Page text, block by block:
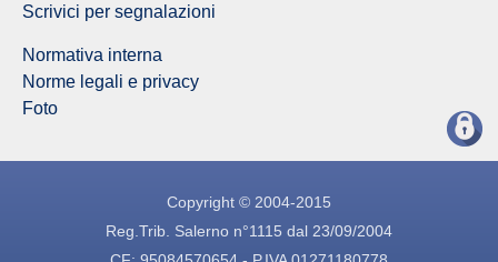
Scrivici per segnalazioni
Normativa interna
Norme legali e privacy
Foto
Copyright © 2004-2015
Reg.Trib. Salerno n°1115 dal 23/09/2004